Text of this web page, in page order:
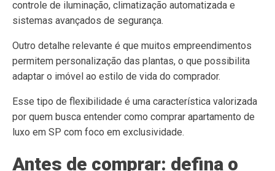
controle de iluminação, climatização automatizada e
sistemas avançados de segurança.
Outro detalhe relevante é que muitos empreendimentos
permitem personalização das plantas, o que possibilita
adaptar o imóvel ao estilo de vida do comprador.
Esse tipo de flexibilidade é uma característica valorizada
por quem busca entender como comprar apartamento de
luxo em SP com foco em exclusividade.
Antes de comprar: defina o